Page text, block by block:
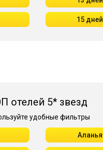
15 дней
отелей 5* звезд
удобные фильтры
Аланья